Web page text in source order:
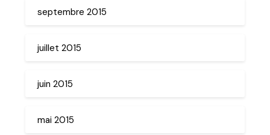
septembre 2015
juillet 2015
juin 2015
mai 2015